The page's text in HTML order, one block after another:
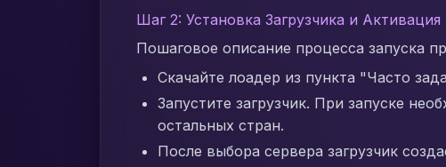
Шаг 2: Установка Загрузчика и
Пошаговое описание процесса запуска
Скачайте лоадер из пункта "Часто
Запустите загрузчик. При запуске
остальных стран.
После выбора сервера загрузчик